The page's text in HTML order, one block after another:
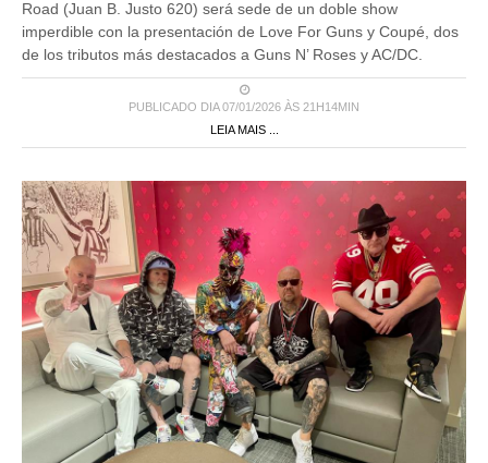
Road (Juan B. Justo 620) será sede de un doble show
imperdible con la presentación de Love For Guns y Coupé, dos
de los tributos más destacados a Guns N’ Roses y AC/DC.
PUBLICADO DIA 07/01/2026 ÀS 21H14MIN
LEIA MAIS ...